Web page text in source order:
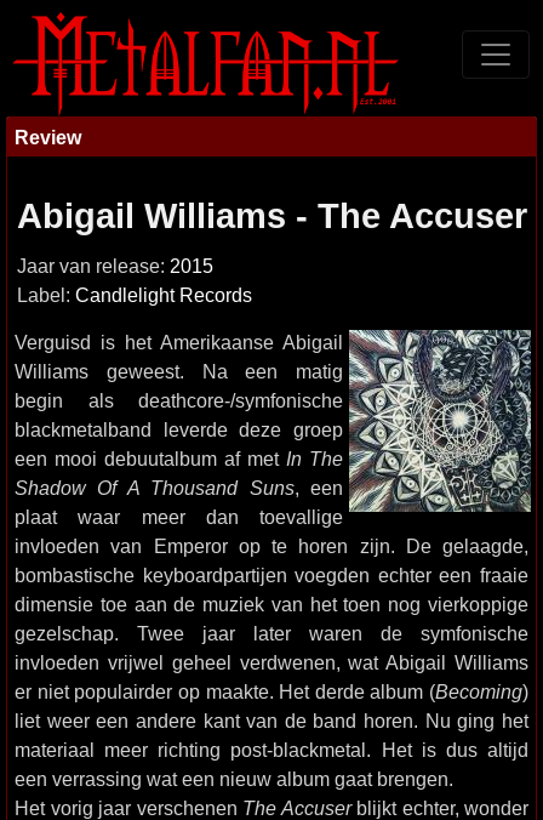
Review
Abigail Williams - The Accuser
Jaar van release: 2015
Label: Candlelight Records
Verguisd is het Amerikaanse Abigail
Williams geweest. Na een matig
begin als deathcore-/symfonische
blackmetalband leverde deze groep
een mooi debuutalbum af met In The
Shadow Of A Thousand Suns, een
plaat waar meer dan toevallige
invloeden van Emperor op te horen zijn. De gelaagde,
bombastische keyboardpartijen voegden echter een fraaie
dimensie toe aan de muziek van het toen nog vierkoppige
gezelschap. Twee jaar later waren de symfonische
invloeden vrijwel geheel verdwenen, wat Abigail Williams
er niet populairder op maakte. Het derde album (Becoming)
liet weer een andere kant van de band horen. Nu ging het
materiaal meer richting post-blackmetal. Het is dus altijd
een verrassing wat een nieuw album gaat brengen.
Het vorig jaar verschenen The Accuserblijkt echter, wonder